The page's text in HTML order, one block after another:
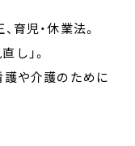
育児・休業法。
し」。
護や介護のために